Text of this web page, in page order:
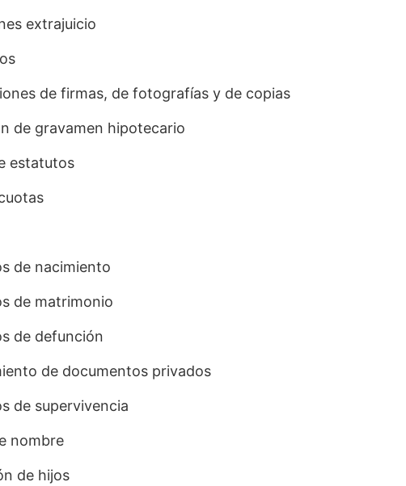
extrajuicio
de firmas, de fotografías y de copias
de gravamen hipotecario
estatutos
de nacimiento
de matrimonio
de defunción
de documentos privados
de supervivencia
nombre
de hijos